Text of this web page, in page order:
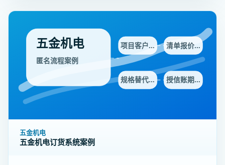
五金机电
匿名流程案例
项目客户… 清单报价…
规格替代… 授信账期…
五金机电
五金机电订货系统案例